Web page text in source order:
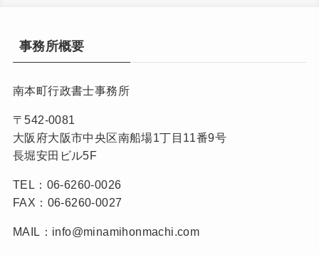
事務所概要
南本町行政書士事務所
〒542-0081
大阪府大阪市中央区南船場1丁目11番9号
長堀安田ビル5F
TEL：06-6260-0026
FAX：06-6260-0027
MAIL：info@minamihonmachi.com